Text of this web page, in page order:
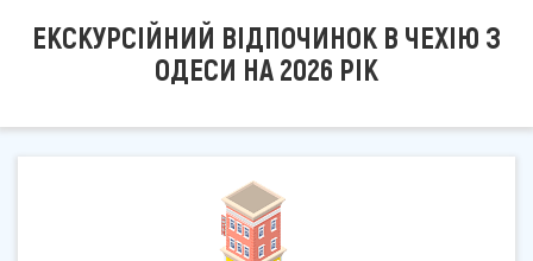
ЕКСКУРСІЙНИЙ ВІДПОЧИНОК В ЧЕХІЮ З
ОДЕСИ НА 2026 РІК